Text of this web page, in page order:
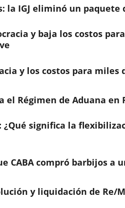
la IGJ eliminó un
y baja los costos
y los costos para miles
el Régimen de Aduana en
¿Qué significa la
CABA compró barbijos a
y liquidación de Re/